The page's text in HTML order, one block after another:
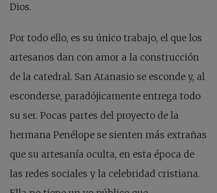
Dios.
Por todo ello, es su único trabajo, el que los
artesanos dan con amor a la construcción
de la catedral. San Atanasio se esconde y, al
esconderse, paradójicamente entrega todo
su ser. Pocas partes del proyecto de la
hermana Penélope se sienten más extrañas
que su artesanía oculta, en esta época de
las redes sociales y la celebridad cristiana.